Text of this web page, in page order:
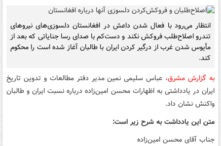
انتظار می‌رود با فعال شدن داعش در افغانستان دلسوزی‌های نیروهای
تندرو اصلاح‌طلب فروکش نکند و دست‌کم با صدای رسا جنایاتی که بعد از
مأیوس شدن غرب از درگیر کردن ایران با طالبان آغاز شده است را محکوم
کند.
به گزارش مشرق، عباس سلیمی نمین مدیر دفتر مطالعات و تدوین تاریخ
ایران در یادداشتی به اظهارات محسن امین‌زاده درباره نسبت ایران و طالبان
واکنش نشان داد.
متن این یادداشت به شرح زیر است:
جناب آقای محسن امین‌زاده